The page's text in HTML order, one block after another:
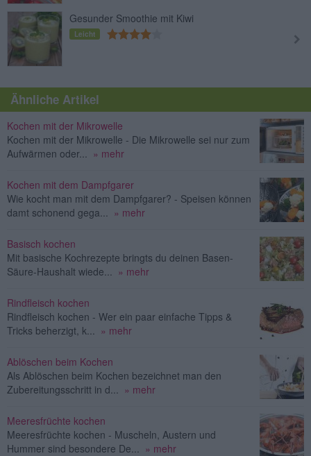
Gesunder Smoothie mit Kiwi
Leicht
Ähnliche Artikel
Kochen mit der Mikrowelle
Kochen mit der Mikrowelle - Die Mikrowelle sei nur zum
Aufwärmen oder...
» mehr
Kochen mit dem Dampfgarer
Wie kocht man mit dem Dampfgarer? - Speisen können
damt schonend gega...
» mehr
Basisch kochen
Mit basische Kochrezepte bringts du deinen Basen-
Säure-Haushalt wiede...
» mehr
Rindfleisch kochen
Rindfleisch kochen - Wer ein paar einfache Tipps &
Tricks beherzigt, k...
» mehr
Ablöschen beim Kochen
Als Ablöschen beim Kochen bezeichnet man den
Zubereitungsschritt in d...
» mehr
Meeresfrüchte kochen
Meeresfrüchte kochen - Muscheln, Austern und
Hummer sind besondere De...
» mehr